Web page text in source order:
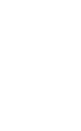
септиков,
и др.
и